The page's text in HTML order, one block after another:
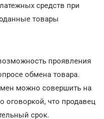
средств при
товары
проявления
обмена товара.
можно совершить на
оговоркой, что продавец
срок.